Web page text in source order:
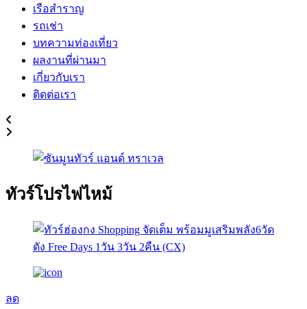
เรือสำราญ
รถเช่า
บทความท่องเที่ยว
ผลงานที่ผ่านมา
เกี่ยวกับเรา
ติดต่อเรา
ทัวร์โปรไฟไหม้
ลด